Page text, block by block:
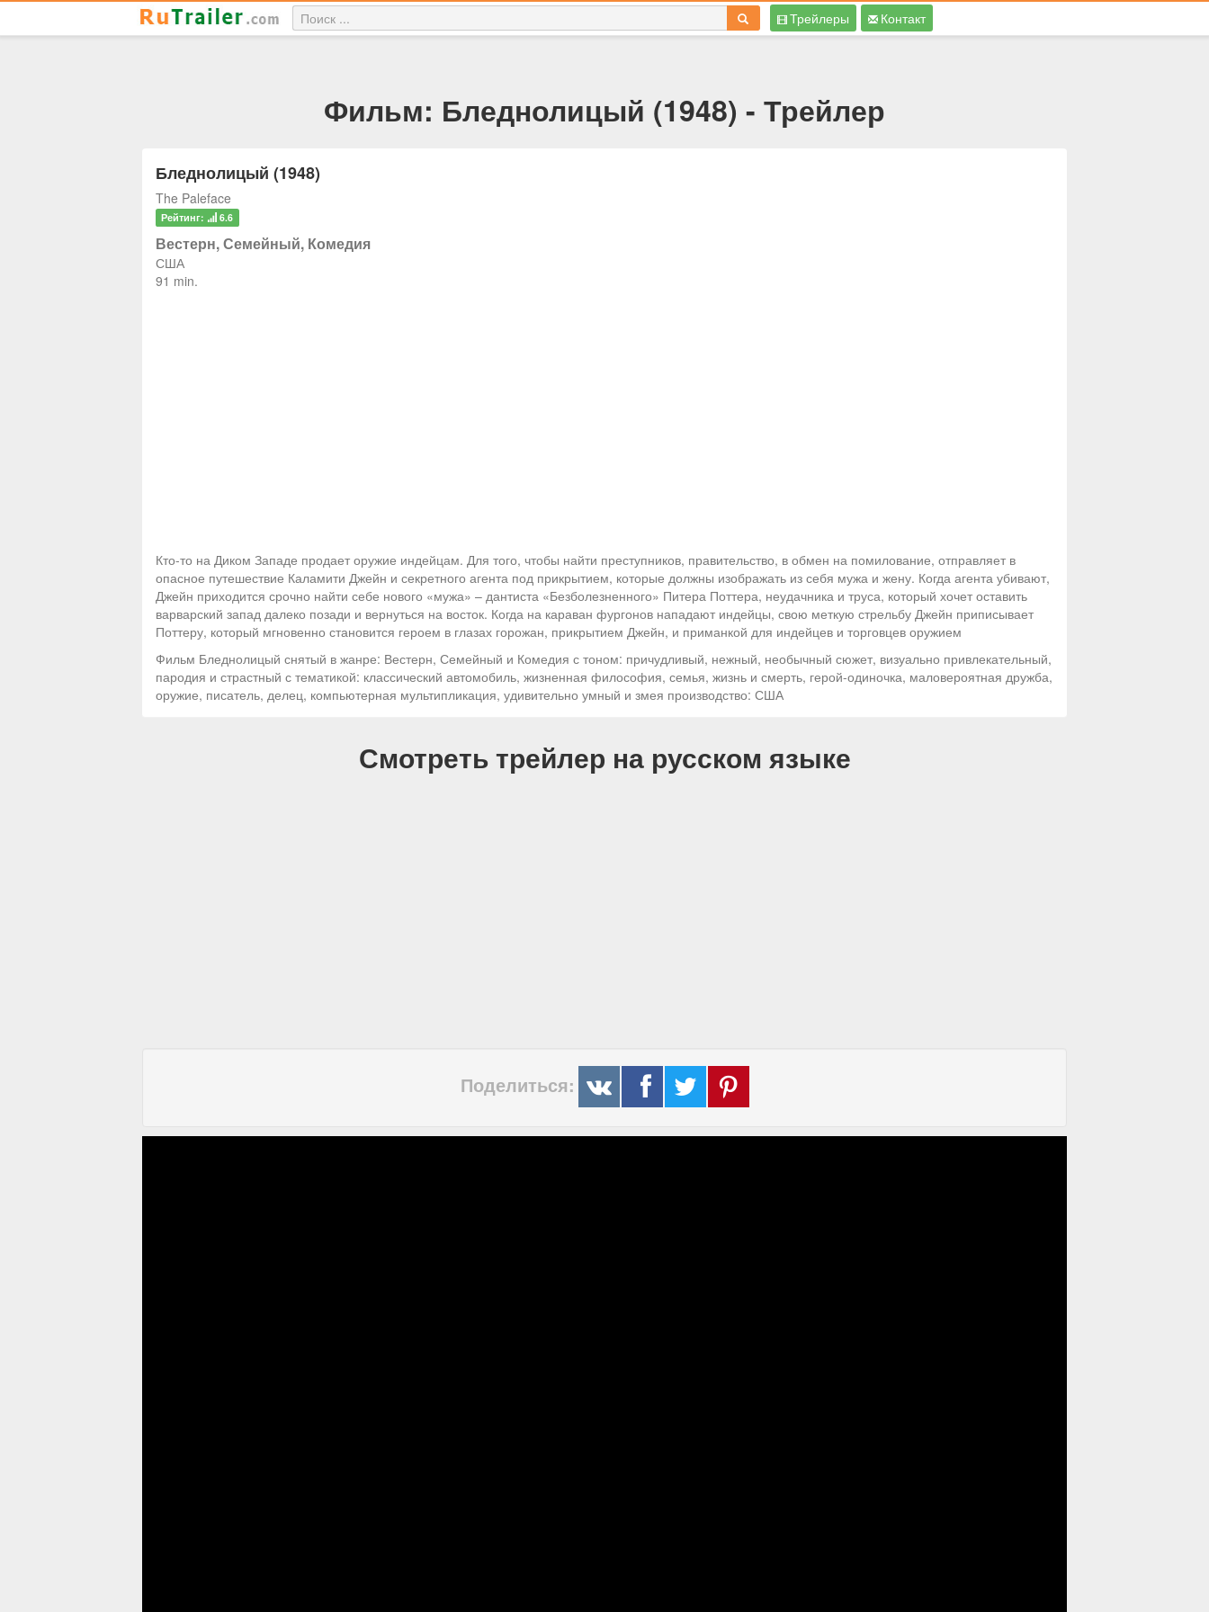
Трейлеры Контакт
Фильм: Бледнолицый (1948) - Трейлер
Бледнолицый (1948)
The Paleface
Рейтинг: 6.6
Вестерн, Семейный, Комедия
США
91 min.
Кто-то на Диком Западе продает оружие индейцам. Для того, чтобы найти преступников, правительство, в обмен на помилование, отправляет в
опасное путешествие Каламити Джейн и секретного агента под прикрытием, которые должны изображать из себя мужа и жену. Когда агента убивают,
Джейн приходится срочно найти себе нового «мужа» – дантиста «Безболезненного» Питера Поттера, неудачника и труса, который хочет оставить
варварский запад далеко позади и вернуться на восток. Когда на караван фургонов нападают индейцы, свою меткую стрельбу Джейн приписывает
Поттеру, который мгновенно становится героем в глазах горожан, прикрытием Джейн, и приманкой для индейцев и торговцев оружием
Фильм Бледнолицый снятый в жанре: Вестерн, Семейный и Комедия с тоном: причудливый, нежный, необычный сюжет, визуально привлекательный,
пародия и страстный с тематикой: классический автомобиль, жизненная философия, семья, жизнь и смерть, герой-одиночка, маловероятная дружба,
оружие, писатель, делец, компьютерная мультипликация, удивительно умный и змея производство: США
Смотреть трейлер на русском языке
Поделиться: